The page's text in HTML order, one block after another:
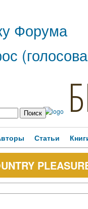
Форума
Статьи